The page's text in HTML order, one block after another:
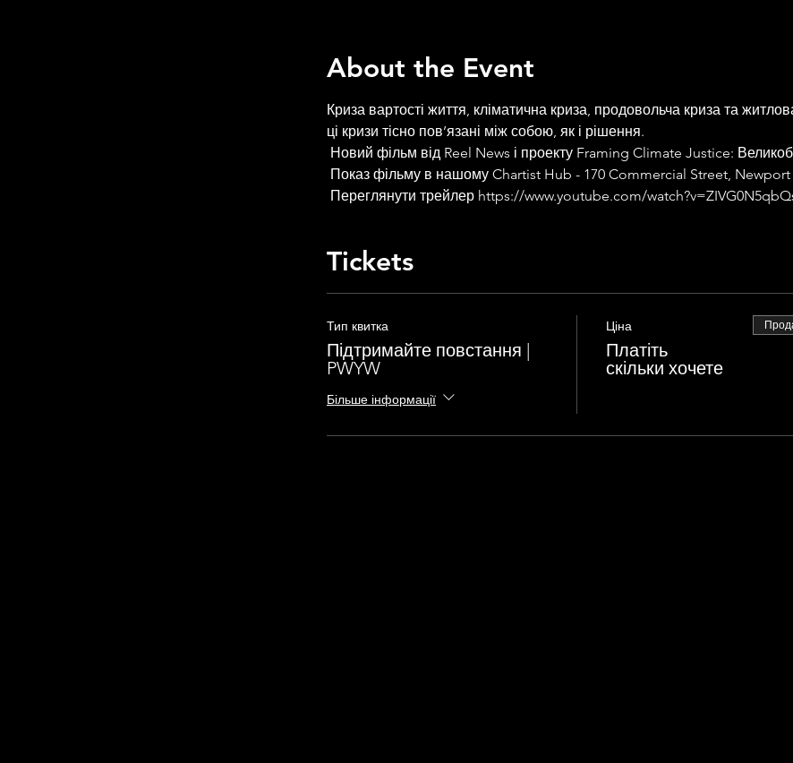
About the Event
Криза вартості життя, кліматична криза, продовольча криза та
ці кризи тісно пов’язані між собою, як і рішення.
Новий фільм від Reel News і проекту Framing Climate Justice:
Показ фільму в нашому Chartist Hub - 170 Commercial Street, Newport
Переглянути трейлер https://www.youtube.com/
Tickets
Тип квитка
Підтримайте повстання |
PWYW
Більше інформації
Ціна
Платіть
скільки хочете